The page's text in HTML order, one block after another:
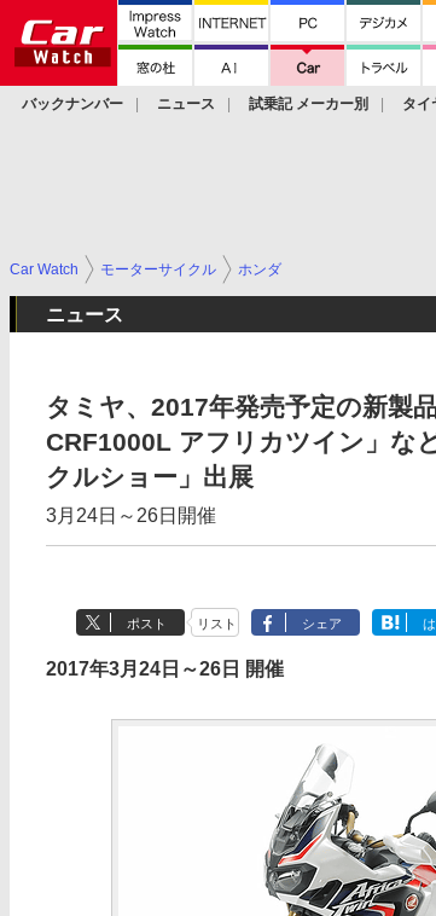
バックナンバー ニュース 試乗記 メーカー別 タイ
Car Watch モーターサイクル ホンダ
ニュース
タミヤ、2017年発売予定の新製
CRF1000L アフリカツイン」な
クルショー」出展
3月24日～26日開催
ポスト リスト シェア
2017年3月24日～26日 開催